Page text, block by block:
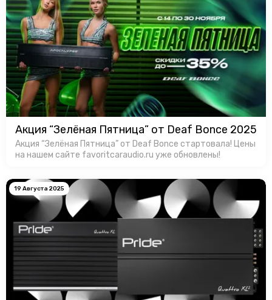
Акция “Зелёная Пятница” от Deaf Bonce 2025
Акция “Зелёная Пятница” от Deaf Bonce стартовала! Цены
на нашем сайте favoritcaraudio.ru уже обновлены!
19 Августа 2025